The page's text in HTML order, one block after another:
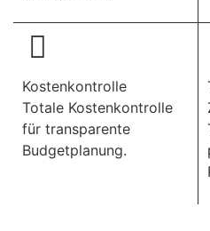
Kostenkontrolle
Totale Kostenkontrolle
für transparente
Budgetplanung.